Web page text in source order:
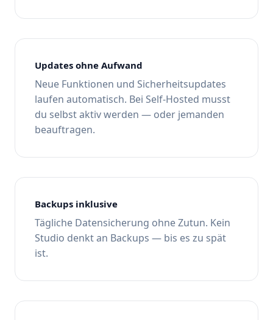
Updates ohne Aufwand
Neue Funktionen und Sicherheitsupdates
laufen automatisch. Bei Self-Hosted musst
du selbst aktiv werden — oder jemanden
beauftragen.
Backups inklusive
Tägliche Datensicherung ohne Zutun. Kein
Studio denkt an Backups — bis es zu spät
ist.